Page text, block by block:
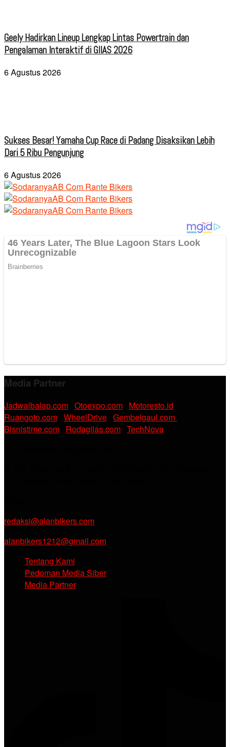
Geely Hadirkan Lineup Lengkap Lintas Powertrain dan
Pengalaman Interaktif di GIIAS 2026
6 Agustus 2026
Sukses Besar! Yamaha Cup Race di Padang Disaksikan Lebih
Dari 5 Ribu Pengunjung
6 Agustus 2026
Media Partner
Jadwalbalap.com Otoexpo.com Motoresto.id
Ruangoto.com WheelDrive Gembelgaul.com
Bisnistime.com Rodagilas.com TechNova
redaksi@alanbikers.com
alanbikers1212@gmail.com
Tentang Kami
Pedoman Media Siber
Media Partner